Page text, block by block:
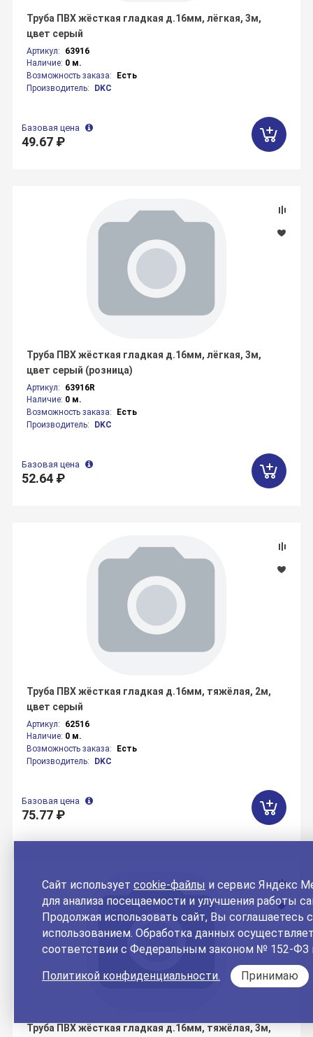
Артикул:
63916
Наличие: 0 м.
Возможность заказа:
Есть
Производитель:
DKC
Труба ПВХ жёсткая гладкая д.16мм, лёгкая, 3м,
цвет серый
Базовая цена
49.67 ₽
Артикул:
63916R
Наличие: 0 м.
Возможность заказа:
Есть
Производитель:
DKC
Труба ПВХ жёсткая гладкая д.16мм, лёгкая, 3м,
цвет серый (розница)
Базовая цена
52.64 ₽
Артикул:
62516
Наличие: 0 м.
Возможность заказа:
Есть
Производитель:
DKC
Труба ПВХ жёсткая гладкая д.16мм, тяжёлая, 2м,
цвет серый
Базовая цена
75.77 ₽
Труба ПВХ жёсткая гладкая д.16мм, тяжёлая, 3м,
Сайт использует cookie-файлы и сервис Яндекс
для анализа посещаемости и улучшения работы
Продолжая использовать сайт, Вы соглашаетесь
использованием. Обработка данных
соответствии с Федеральным законом № 152-ФЗ
Политикой конфиденциальности.
Принимаю